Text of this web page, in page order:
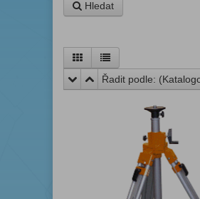
Hledat
Řadit podle: (